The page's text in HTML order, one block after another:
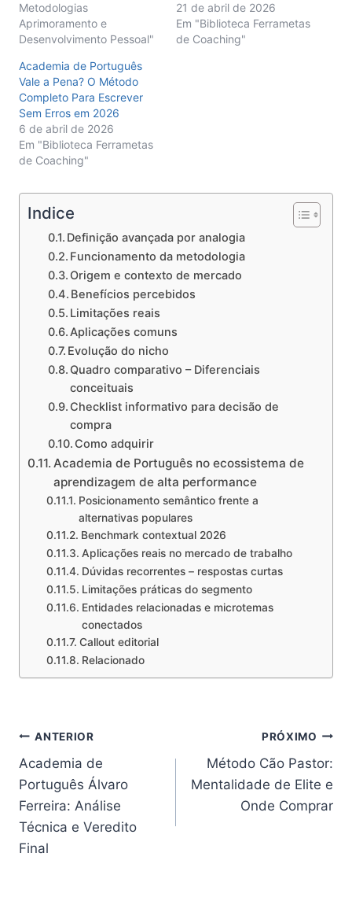
Metodologias
Aprimoramento e
Desenvolvimento Pessoal"
21 de abril de 2026
Em "Biblioteca Ferrametas
de Coaching"
Academia de Português
Vale a Pena? O Método
Completo Para Escrever
Sem Erros em 2026
6 de abril de 2026
Em "Biblioteca Ferrametas
de Coaching"
Indice
Definição avançada por analogia
Funcionamento da metodologia
Origem e contexto de mercado
Benefícios percebidos
Limitações reais
Aplicações comuns
Evolução do nicho
Quadro comparativo – Diferenciais
conceituais
Checklist informativo para decisão de
compra
Como adquirir
Academia de Português no ecossistema de
aprendizagem de alta performance
Posicionamento semântico frente a
alternativas populares
Benchmark contextual 2026
Aplicações reais no mercado de trabalho
Dúvidas recorrentes – respostas curtas
Limitações práticas do segmento
Entidades relacionadas e microtemas
conectados
Callout editorial
Relacionado
Navegação
de
Post
ANTERIOR
Academia de
Português Álvaro
Ferreira: Análise
Técnica e Veredito
Final
PRÓXIMO
Método Cão Pastor:
Mentalidade de Elite e
Onde Comprar